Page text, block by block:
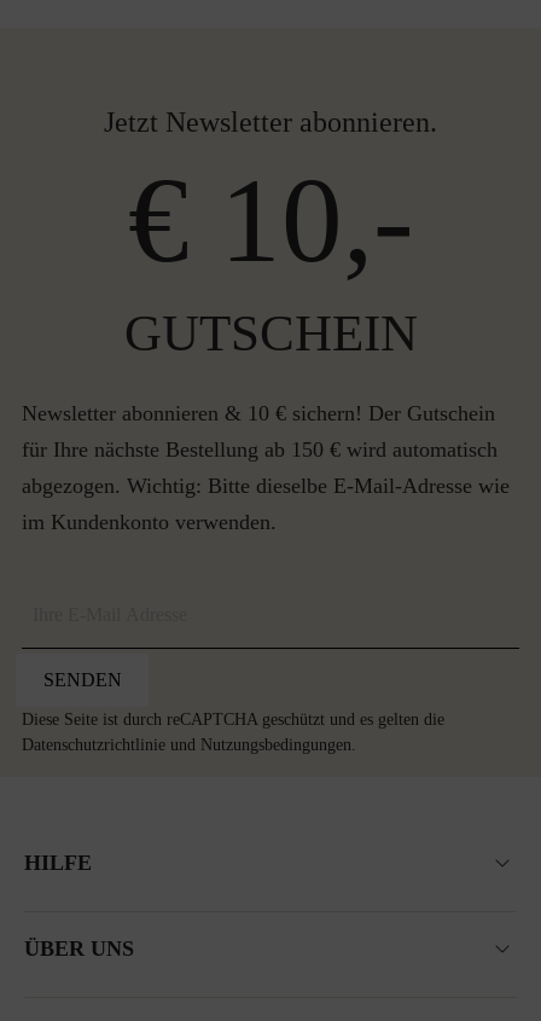
Jetzt Newsletter abonnieren.
€ 10,-
GUTSCHEIN
Newsletter abonnieren & 10 € sichern! Der Gutschein
für Ihre nächste Bestellung ab 150 € wird automatisch
abgezogen. Wichtig: Bitte dieselbe E-Mail-Adresse wie
im Kundenkonto verwenden.
SENDEN
Diese Seite ist durch reCAPTCHA geschützt und es gelten die
Datenschutzrichtlinie und Nutzungsbedingungen.
HILFE
ÜBER UNS